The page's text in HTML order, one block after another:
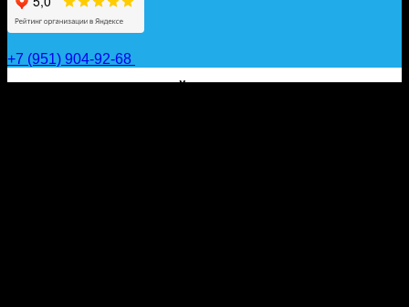
+7 (951) 904-92-68